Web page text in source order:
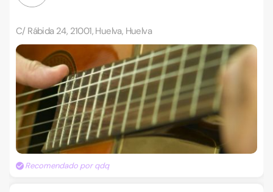
C/ Rábida 24, 21001, Huelva, Huelva
Recomendado por qdq